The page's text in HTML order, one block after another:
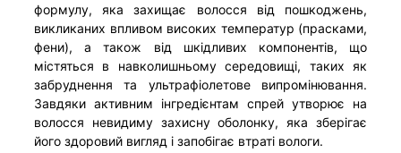
формулу, яка захищає волосся від пошкоджень,
викликаних впливом високих температур (прасками,
фени), а також від шкідливих компонентів, що
містяться в навколишньому середовищі, таких як
забруднення та ультрафіолетове випромінювання.
Завдяки активним інгредієнтам спрей утворює на
волосся невидиму захисну оболонку, яка зберігає
його здоровий вигляд і запобігає втраті вологи.